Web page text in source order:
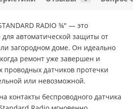
RADIO ¾" — это
автоматической защиты от
загородном доме. Он идеально
ремонт уже завершен и
проводных датчиков протечки
или невозможной.
контакты беспроводного датчика